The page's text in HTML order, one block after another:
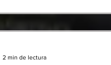
oportunidades de las
afirmó la diputada
por el gobernador
2 min de lectura